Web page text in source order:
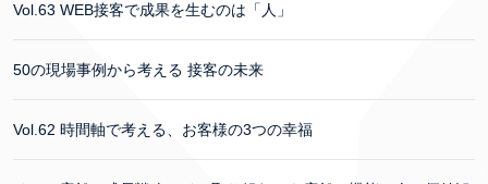
Vol.63 WEB接客で成果を生むのは「人」
50の現場事例から考える 接客の未来
Vol.62 時間軸で考える、お客様の3つの幸福